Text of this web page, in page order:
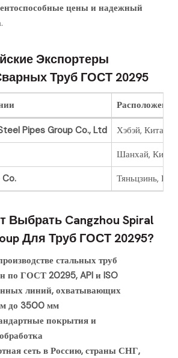
цены и надежный
.
Экспортеры
Труб ГОСТ 20295
Расположение
Pipes Group Co., Ltd
Хэбэй, Китай
Шанхай, Китай
Тяньцзинь,
Выбрать Cangzhou Spiral
Для Труб ГОСТ 20295?
стальных труб
по ГОСТ 20295, API и ISO
линий, охватывающих
до 3500 мм
покрытия и
сеть в Россию, страны СНГ,